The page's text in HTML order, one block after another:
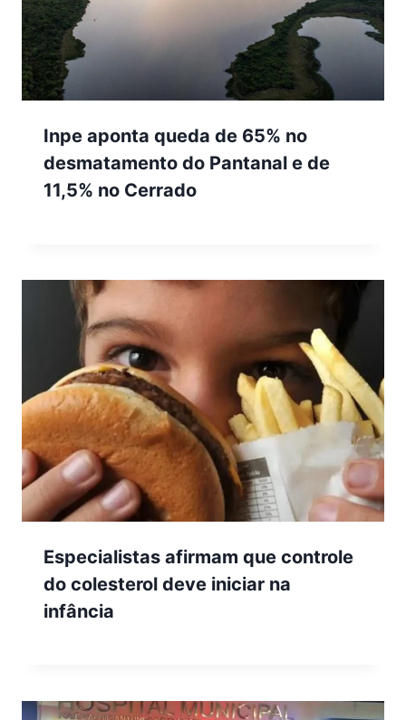
Inpe aponta queda de 65% no
desmatamento do Pantanal e de
11,5% no Cerrado
Especialistas afirmam que controle
do colesterol deve iniciar na
infância